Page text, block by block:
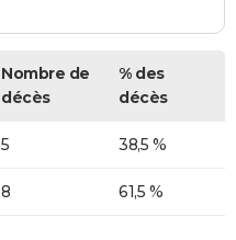
Nombre de
décès
% des
décès
5 38,5 %
8 61,5 %